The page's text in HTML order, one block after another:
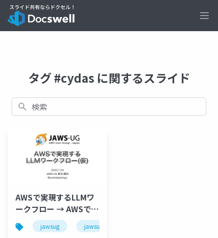
タグ #cydas に関するスライド
検索
AWSで実現するLLMワ
ークフロー → AWSで
LLMアプリをつくろう
jawsug jawsug_tokyo